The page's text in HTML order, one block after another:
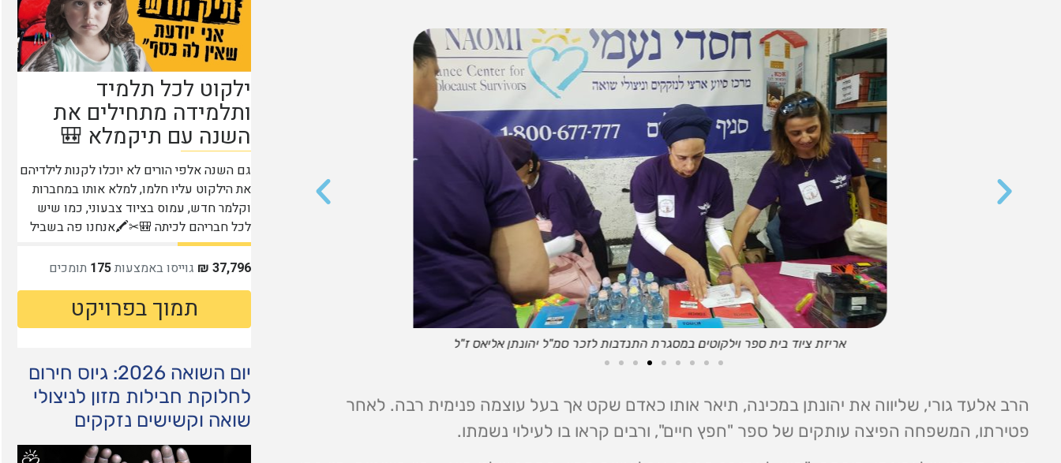
חברים ומשפחה מתנדבים בחסדי נעמי לזכר יהונתן אליאס ז"ל ביום הולדתו
הרב אלעד גורי, שליווה את יהונתן במכינה, תיאר אותו כאדם שקט אך בעל עוצמה פנימית רבה. לאחר
פטירתו, המשפחה הפיצה עותקים של ספר "חפץ חיים", ורבים קראו בו לעילוי נשמתו.
יום השואה 2026: גיוס חירום
לחלוקת חבילות מזון לניצולי
שואה וקשישים נזקקים